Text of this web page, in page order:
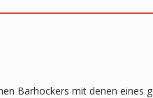
Barhockers mit denen eines